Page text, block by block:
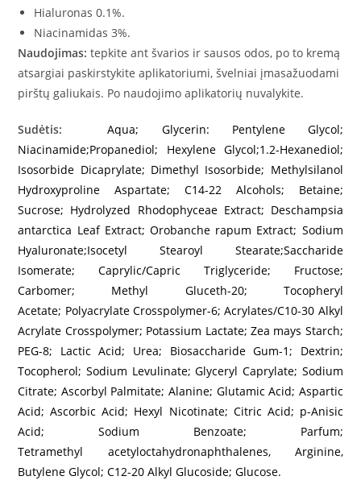
Hialuronas 0.1%.
Niacinamidas 3%.
Naudojimas:tepkite ant švarios ir sausos odos, po to kremą
atsargiai paskirstykite aplikatoriumi, švelniai įmasažuodami
pirštų galiukais. Po naudojimo aplikatorių nuvalykite.
Sudėtis:Aqua; Glycerin: Pentylene Glycol;
Niacinamide;Propanediol; Hexylene Glycol;1.2-Hexanediol;
Isosorbide Dicaprylate; Dimethyl Isosorbide; Methylsilanol
HydroxyprolineAspartate; C14-22 Alcohols; Betaine;
Sucrose; Hydrolyzed Rhodophyceae Extract; Deschampsia
antarctica Leaf Extract; Orobanche rapum Extract; Sodium
Hyaluronate;Isocetyl Stearoyl Stearate;Saccharide
Isomerate;Caprylic/Capric Triglyceride; Fructose;
Carbomer; Methyl Gluceth-20; Tocopheryl
Acetate; Polyacrylate Crosspolymer-6;Acrylates/C10-30 Alkyl
Acrylate Crosspolymer; Potassium Lactate; Zea mays Starch;
PEG-8; Lactic Acid; Urea; BiosaccharideGum-1; Dextrin;
Tocopherol;Sodium Levulinate; Glyceryl Caprylate; Sodium
Citrate; Ascorbyl Palmitate; Alanine; Glutamic Acid; Aspartic
Acid;Ascorbic Acid; Hexyl Nicotinate; Citric Acid; p-Anisic
Acid; Sodium Benzoate; Parfum;
Tetramethyl acetyloctahydronaphthalenes, Arginine,
Butylene Glycol; C12-20 Alkyl Glucoside; Glucose.